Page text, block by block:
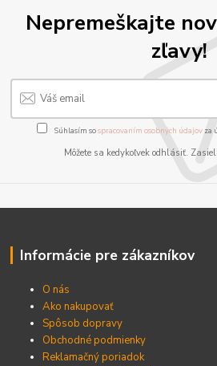
Nepremeškajte
zľavy!
Súhlasím sospracovaním osobných údajov za
Môžete sa kedykoľvek odhlásiť.
Informácie pre zákazníkov
O nás
Ako nakupovať
Spôsob dopravy
Obchodné podmienky
Reklamačný poriadok